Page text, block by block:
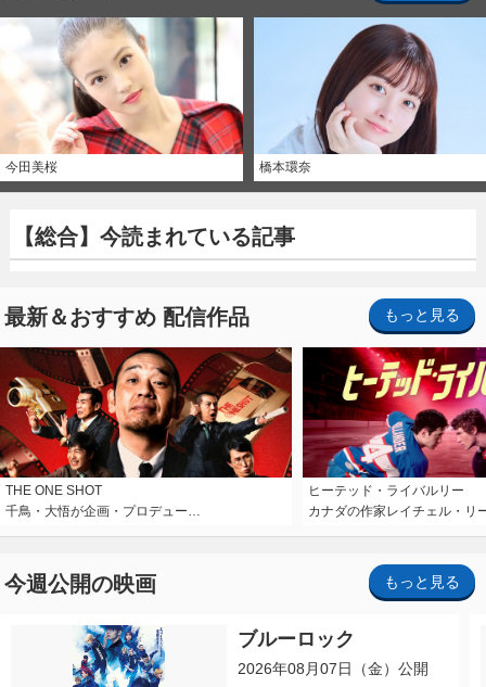
今田美桜 橋本環奈
【総合】今読まれている記事
最新＆おすすめ 配信作品 もっと見る
THE ONE SHOT
千鳥・大悟が企画・プロデュー…
ヒーテッド・ライバルリー
カナダの作家レイチェル・リ
今週公開の映画 もっと見る
ブルーロック
2026年08月07日（金）公開